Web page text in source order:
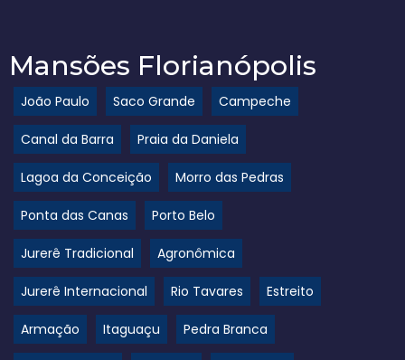
Mansões Florianópolis
João Paulo Saco Grande Campeche
Canal da Barra Praia da Daniela
Lagoa da Conceição Morro das Pedras
Ponta das Canas Porto Belo
Jurerê Tradicional Agronômica
Jurerê Internacional Rio Tavares Estreito
Armação Itaguaçu Pedra Branca